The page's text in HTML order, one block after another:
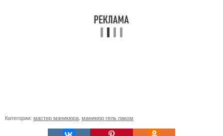
Категории: мастер маникюра, маникюр гель лаком